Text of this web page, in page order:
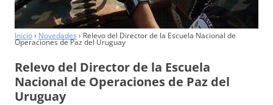
Inicio › Novedades › Relevo del Director de la Escuela Nacional de
Operaciones de Paz del Uruguay
Relevo del Director de la Escuela
Nacional de Operaciones de Paz del
Uruguay